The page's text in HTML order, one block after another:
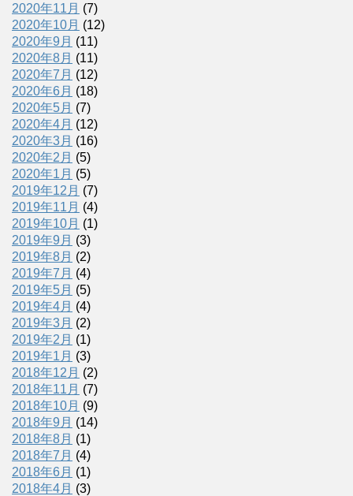
2020年11月 (7)
2020年10月 (12)
2020年9月 (11)
2020年8月 (11)
2020年7月 (12)
2020年6月 (18)
2020年5月 (7)
2020年4月 (12)
2020年3月 (16)
2020年2月 (5)
2020年1月 (5)
2019年12月 (7)
2019年11月 (4)
2019年10月 (1)
2019年9月 (3)
2019年8月 (2)
2019年7月 (4)
2019年5月 (5)
2019年4月 (4)
2019年3月 (2)
2019年2月 (1)
2019年1月 (3)
2018年12月 (2)
2018年11月 (7)
2018年10月 (9)
2018年9月 (14)
2018年8月 (1)
2018年7月 (4)
2018年6月 (1)
2018年4月 (3)